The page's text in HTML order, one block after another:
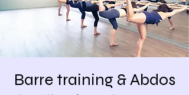
Barre training & Abdos